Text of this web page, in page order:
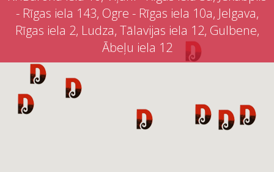
- Rīgas iela 143, Ogre - Rīgas iela 10a, Jelgava,
Rīgas iela 2, Ludza, Tālavijas iela 12, Gulbene,
Ābeļu iela 12